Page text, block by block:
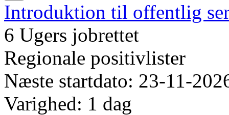
Introduktion til offentlig
6 Ugers jobrettet
Regionale positivlister
Næste startdato: 23-11-
Varighed: 1 dag